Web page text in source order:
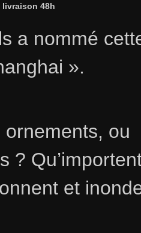
48h
a nommé
».
ornements, ou
?
et